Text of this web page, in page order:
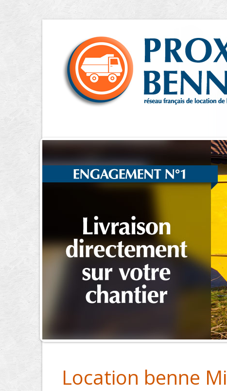
Location benne